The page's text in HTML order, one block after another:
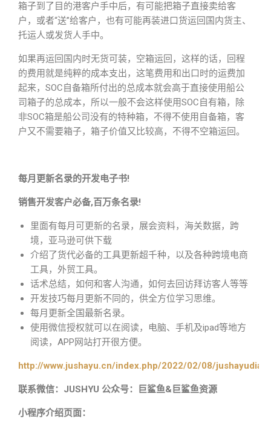
箱子到了目的港客户手中后，有可能把箱子直接卖给客
户，或者“送”给客户，也有可能再装进口货运回国内货主、
托运人或发货人手中。
如果再运回国内时无货可装，空箱运回，这样的话，回程
的费用就是纯粹的成本支出，这笔费用和出口时的运费加
起来，SOC自备箱所付出的总成本就会高于直接使用船公
司箱子的总成本，所以一般不会这样使用SOC自有箱，除
非SOC箱是船公司没有的特种箱，不得不使用自备箱，客
户又不需要箱子，箱子价值又比较高，不得不空箱运回。
每月更新名录的开发电子书!
销售开发客户必备,百万条名录!
里面有每月可更新的名录，展会资料，海关数据，跨
境，亚马逊可供下载
介绍了货代必备的工具更新超千种，以及各种跨境电商
工具，外贸工具。
话术总结，如何和客人沟通，如何去回访拜访客人等等
开发技巧每月更新不同的，供全方位学习思维。
每月更新全国最新名录。
使用微信授权就可以在阅读，电脑、手机及ipad等地方
阅读，APP网站打开很方便。
http://www.jushayu.cn/index.php/2022/02/08/
联系微信：JUSHYU 公众号：巨鲨鱼&巨鲨鱼资源
小程序介绍页面：